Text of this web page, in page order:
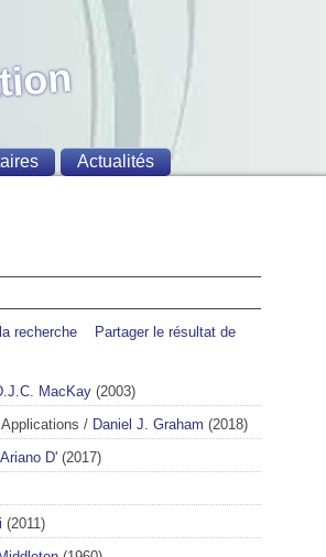
recherche
Partager le résultat de
MacKay (2003)
/ Daniel J. Graham (2018)
D' (2017)
(2011)
Actualités